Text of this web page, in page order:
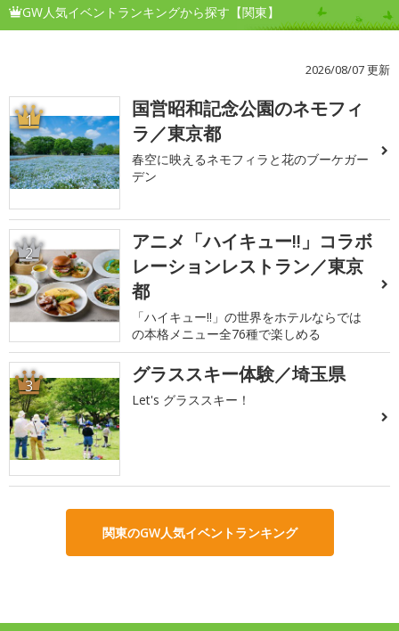
GW人気イベントランキングから探す【関東】
2026/08/07 更新
1
国営昭和記念公園のネモフィ
ラ／東京都
春空に映えるネモフィラと花のブーケガー
デン
2
アニメ「ハイキュー!!」コラボ
レーションレストラン／東京
都
「ハイキュー!!」の世界をホテルならでは
の本格メニュー全76種で楽しめる
3 グラススキー体験／埼玉県
Let's グラススキー！
関東のGW人気イベントランキング